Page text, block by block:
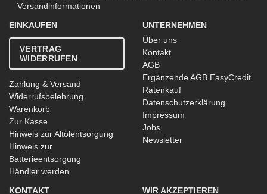
Versandinformationen
EINKAUFEN
VERTRAG
WIDERRUFEN
Zahlung & Versand
Widerrufsbelehrung
Warenkorb
Zur Kasse
Hinweis zur Altölentsorgung
Hinweis zur
Batterieentsorgung
Händler werden
UNTERNEHMEN
Über uns
Kontakt
AGB
Ergänzende AGB EasyCredit
Ratenkauf
Datenschutzerklärung
Impressum
Jobs
Newsletter
KONTAKT
WIR AKZEPTIEREN